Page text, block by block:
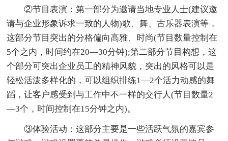
②节目表演：第一部分为邀请当地专业人士(建议邀
请与企业形象诉求一致的人物)歌、舞、古乐器表演等，
这部分节目突出的分格偏向高雅、时尚(节目数量控制在
5个之内，时间约在20—30分钟);第二部分节目构想，这
个部分可突出企业员工的精神风貌，突出的风格可以是
轻松活泼多样化的，可以组织排练1—2个活力动感的舞
蹈，让客户感受到与工作中不一样的交行人(节目数量2
—3个，时间控制在15分钟之内)。
③体验活动：这部分主要是一些活跃气氛的嘉宾参